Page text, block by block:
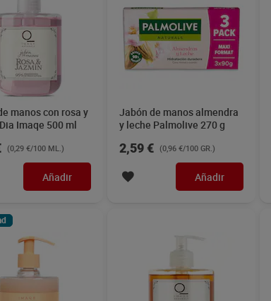
manos con rosa y
Imaqe 500 ml
(0,29 €/100 ML.)
Añadir
Jabón de manos almendra
y leche Palmolive 270 g
2,59 € (0,96 €/100 GR.)
Añadir